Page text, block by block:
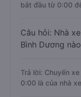
bắt đầu từ 0:00
Câu hỏi: Nhà
Bình Dương
Trả lời: Chuyến
0:00 là của nhà